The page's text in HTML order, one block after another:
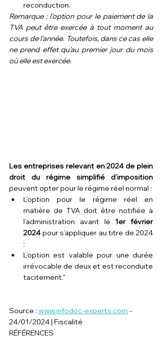
reconduction.
Remarque : l’option pour le paiement de la
TVA peut être exercée à tout moment au
cours de l’année. Toutefois, dans ce cas elle
ne prend effet qu’au premier jour du mois
où elle est exercée.
Les entreprises relevant en 2024 de plein
droit du régime simplifié d’imposition
peuvent opter pour le régime réel normal :
L’option pour le régime réel en
matière de TVA doit être notifiée à
l’administration avant le 1er février
2024 pour s’appliquer au titre de 2024
;
L’option est valable pour une durée
irrévocable de deux et est reconduite
tacitement."
Source : www.infodoc-experts.com -
24/01/2024 | Fiscalité
RÉFÉRENCES